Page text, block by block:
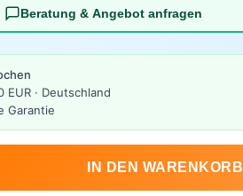
Beratung & Angebot anfragen
EUR · Deutschland
Garantie
IN DEN WARENKORB